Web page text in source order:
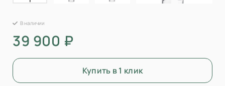
В наличии
39 900 ₽
Купить в 1 клик